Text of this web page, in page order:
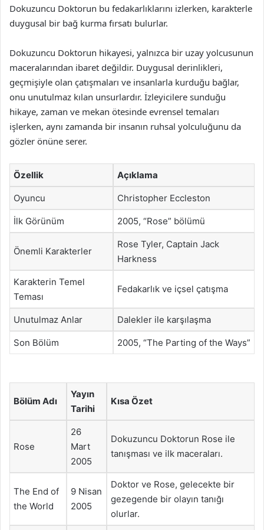
Dokuzuncu Doktorun bu fedakarlıklarını izlerken, karakterle
duygusal bir bağ kurma fırsatı bulurlar.
Dokuzuncu Doktorun hikayesi, yalnızca bir uzay yolcusunun
maceralarından ibaret değildir. Duygusal derinlikleri,
geçmişiyle olan çatışmaları ve insanlarla kurduğu bağlar,
onu unutulmaz kılan unsurlardır. İzleyicilere sunduğu
hikaye, zaman ve mekan ötesinde evrensel temaları
işlerken, aynı zamanda bir insanın ruhsal yolculuğunu da
gözler önüne serer.
Özellik Açıklama
Oyuncu Christopher Eccleston
İlk Görünüm 2005, “Rose” bölümü
Önemli Karakterler
Rose Tyler, Captain Jack
Harkness
Karakterin Temel
Teması
Fedakarlık ve içsel çatışma
Unutulmaz Anlar Dalekler ile karşılaşma
Son Bölüm 2005, “The Parting of the Ways”
Bölüm Adı
Yayın
Tarihi
Kısa Özet
Rose
26
Mart
2005
Dokuzuncu Doktorun Rose ile
tanışması ve ilk maceraları.
The End of
the World
9 Nisan
2005
Doktor ve Rose, gelecekte bir
gezegende bir olayın tanığı
olurlar.